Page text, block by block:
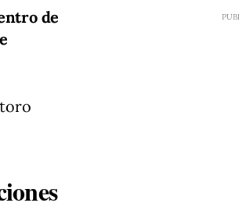
de